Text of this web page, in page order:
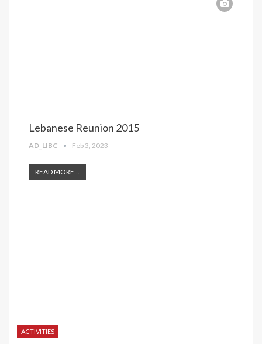
Lebanese Reunion 2015
AD_LIBC Feb 3, 2023
READ MORE...
ACTIVITIES